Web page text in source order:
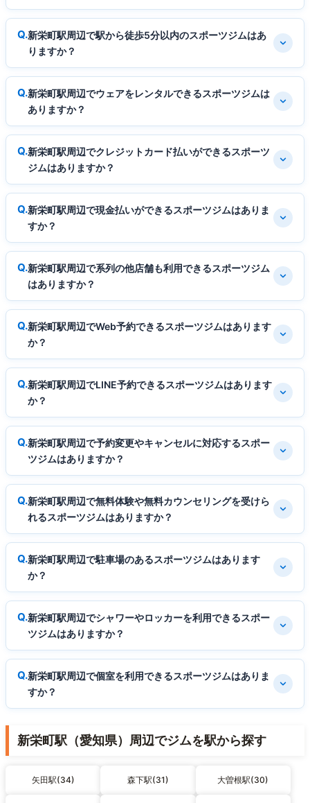
新栄町駅周辺で駅から徒歩5分以内のスポーツジムはあ
りますか？
新栄町駅周辺でウェアをレンタルできるスポーツジムは
ありますか？
新栄町駅周辺でクレジットカード払いができるスポーツ
ジムはありますか？
新栄町駅周辺で現金払いができるスポーツジムはありま
すか？
新栄町駅周辺で系列の他店舗も利用できるスポーツジム
はありますか？
新栄町駅周辺でWeb予約できるスポーツジムはあります
か？
新栄町駅周辺でLINE予約できるスポーツジムはあります
か？
新栄町駅周辺で予約変更やキャンセルに対応するスポー
ツジムはありますか？
新栄町駅周辺で無料体験や無料カウンセリングを受けら
れるスポーツジムはありますか？
新栄町駅周辺で駐車場のあるスポーツジムはあります
か？
新栄町駅周辺でシャワーやロッカーを利用できるスポー
ツジムはありますか？
新栄町駅周辺で個室を利用できるスポーツジムはありま
すか？
新栄町駅（愛知県）周辺でジムを駅から探す
矢田駅(34) 森下駅(31) 大曽根駅(30)